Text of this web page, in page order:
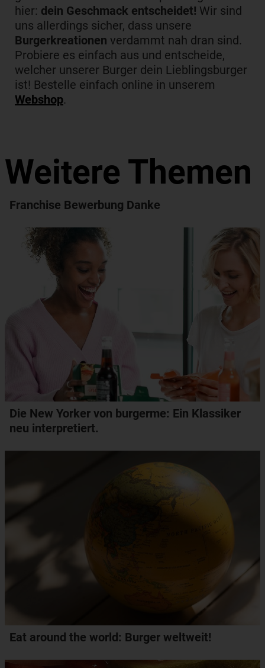
hier: dein Geschmack entscheidet! Wir sind
uns allerdings sicher, dass unsere
Burgerkreationen verdammt nah dran sind.
Probiere es einfach aus und entscheide,
welcher unserer Burger dein Lieblingsburger
ist! Bestelle einfach online in unserem
Webshop.
Weitere Themen
Franchise Bewerbung Danke
Die New Yorker von burgerme: Ein Klassiker
neu interpretiert.
Eat around the world: Burger weltweit!